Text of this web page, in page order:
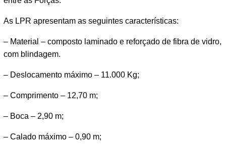
As LPR apresentam as seguintes características:
– Material – composto laminado e reforçado de fibra de vidro,
com blindagem.
– Deslocamento máximo – 11.000 Kg;
– Comprimento – 12,70 m;
– Boca – 2,90 m;
– Calado máximo – 0,90 m;